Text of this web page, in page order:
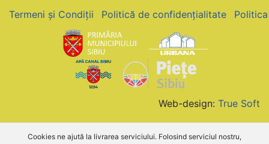
Termeni și Condiții Politică de confidențialitate
Web-design: True Soft
Cookies ne ajută la livrarea serviciului. Folosind serviciul nostru,